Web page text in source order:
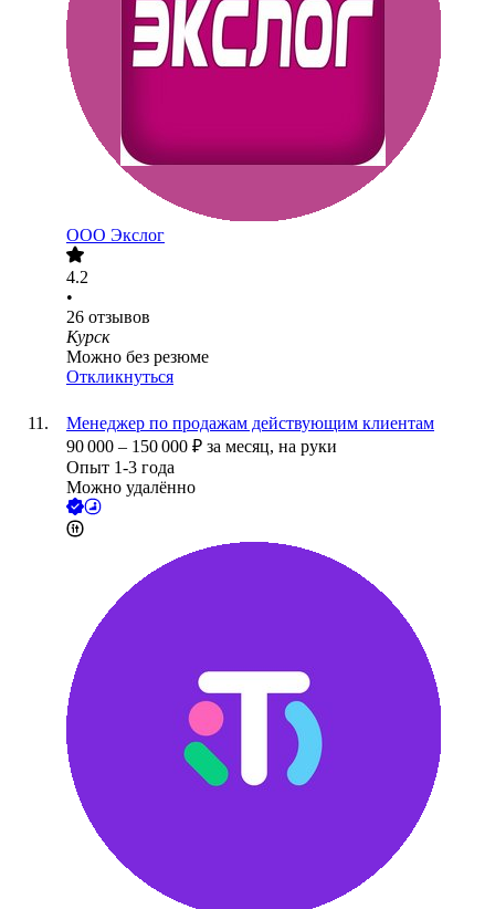
ООО Экслог
4.2
•
26 отзывов
Курск
Можно без резюме
Откликнуться
Менеджер по продажам действующим клиентам
90 000 – 150 000 ₽ за месяц, на руки
Опыт 1-3 года
Можно удалённо